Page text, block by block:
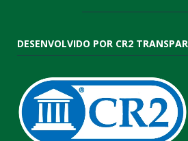
DESENVOLVIDO POR CR2